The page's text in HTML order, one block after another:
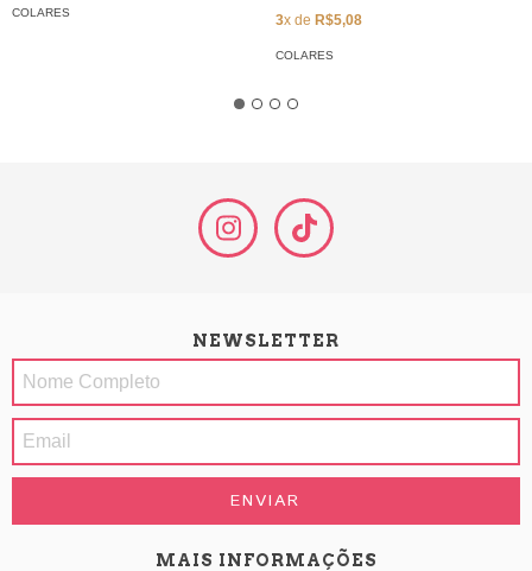
COLARES 3x de R$5,08
COLARES
NEWSLETTER
MAIS INFORMAÇÕES